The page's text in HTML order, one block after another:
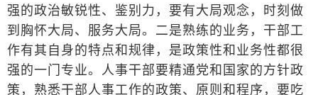
强的政治敏锐性、鉴别力，要有大局观念，时刻做
到胸怀大局、服务大局。二是熟练的业务，干部工
作有其自身的特点和规律，是政策性和业务性都很
强的一门专业。人事干部要精通党和国家的方针政
策，熟悉干部人事工作的政策、原则和程序，要吃